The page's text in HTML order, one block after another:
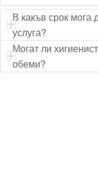
В какъв срок мога
услуга?
Могат ли
обеми?